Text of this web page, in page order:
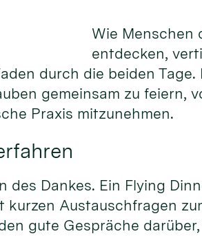
Wie Menschen
entdecken,
durch die beiden
gemeinsam zu feiern,
Praxis mitzunehmen.
des Dankes. Ein Flying
Austauschfragen
gute Gespräche